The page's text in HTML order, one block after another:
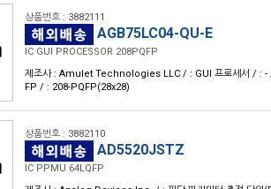
상품번호 : 3882111
AGB75LC04-QU-E
IC GUI PROCESSOR 208PQFP
제조사 : Amulet Technologies LLC / : GUI 프로세서 / : -
FP / : 208-PQFP(28x28)
상품번호 : 3882110
AD5520JSTZ
IC PPMU 64LQFP